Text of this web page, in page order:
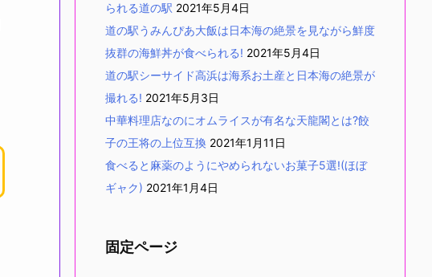
られる道の駅 2021年5月4日
道の駅うみんぴあ大飯は日本海の絶景を見ながら鮮度
抜群の海鮮丼が食べられる! 2021年5月4日
道の駅シーサイド高浜は海系お土産と日本海の絶景が
撮れる! 2021年5月3日
中華料理店なのにオムライスが有名な天龍閣とは?餃
子の王将の上位互換 2021年1月11日
食べると麻薬のようにやめられないお菓子5選!(ほぼ
ギャク) 2021年1月4日
固定ページ